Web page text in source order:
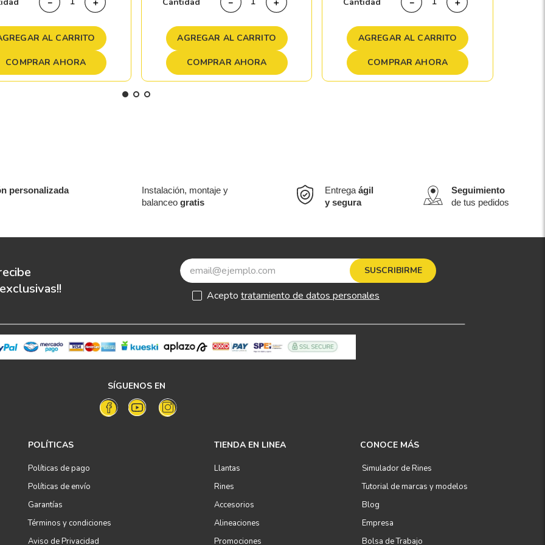
AL CARRITO
COMPRAR AHORA
AGREGAR AL CARRITO
COMPRAR AHORA
AGREGAR AL CARRITO
COMPRAR AHORA
personalizada
Instalación, montaje y
balanceogratis
Entregaágil
y segura
Seguimiento
de tus pedidos
SUSCRIBIRME
Acepto tratamiento de datos personales
SÍGUENOS EN
POLÍTICAS
Políticas de pago
Políticas de envío
Garantías
Términos y condiciones
Aviso de Privacidad
TIENDA EN LINEA
Llantas
Rines
Accesorios
Alineaciones
Promociones
CONOCE MÁS
Simulador de Rines
Tutorial de marcas y modelos
Blog
Empresa
Bolsa de Trabajo